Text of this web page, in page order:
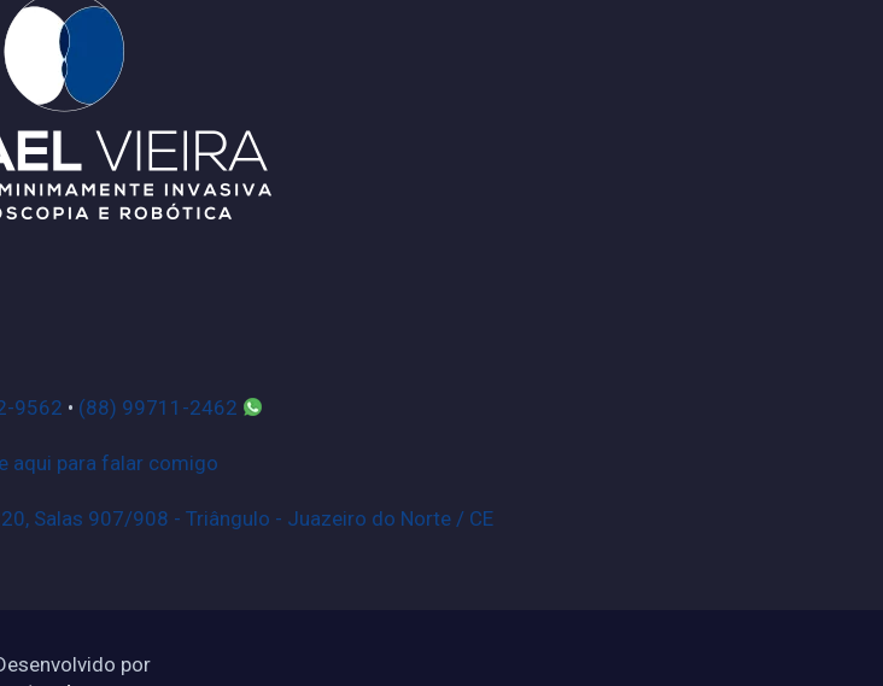
9562 • (88) 99711-2462
aqui para falar comigo
Salas 907/908 - Triângulo - Juazeiro do Norte / CE
por